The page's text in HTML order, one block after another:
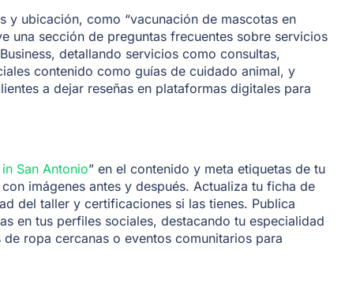
y ubicación, como “vacunación de mascotas en
una sección de preguntas frecuentes sobre servicios
detallando servicios como consultas,
contenido como guías de cuidado animal, y
a dejar reseñas en plataformas digitales para
San Antonio” en el contenido y meta etiquetas de tu
imágenes antes y después. Actualiza tu ficha de
del taller y certificaciones si las tienes. Publica
en tus perfiles sociales, destacando tu especialidad
ropa cercanas o eventos comunitarios para